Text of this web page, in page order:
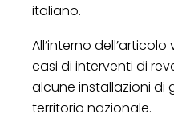
italiano.
All’interno
casi di interventi di
alcune installazioni di
territorio nazionale.